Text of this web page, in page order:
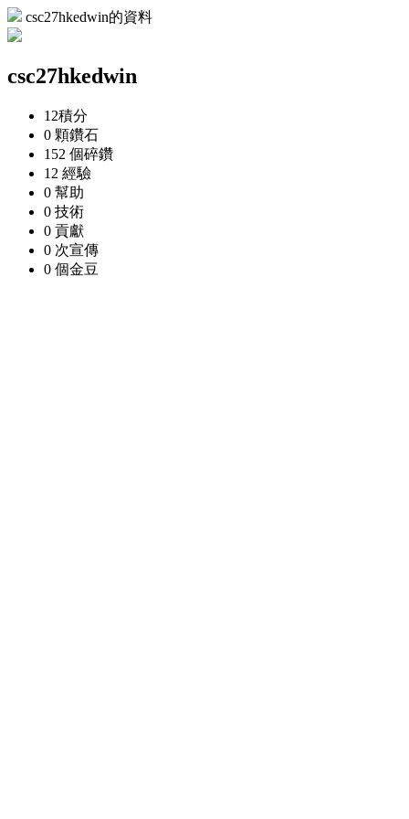
csc27hkedwin的資料
csc27hkedwin
12積分
0 顆鑽石
152 個碎鑽
12 經驗
0 幫助
0 技術
0 貢獻
0 次宣傳
0 個金豆